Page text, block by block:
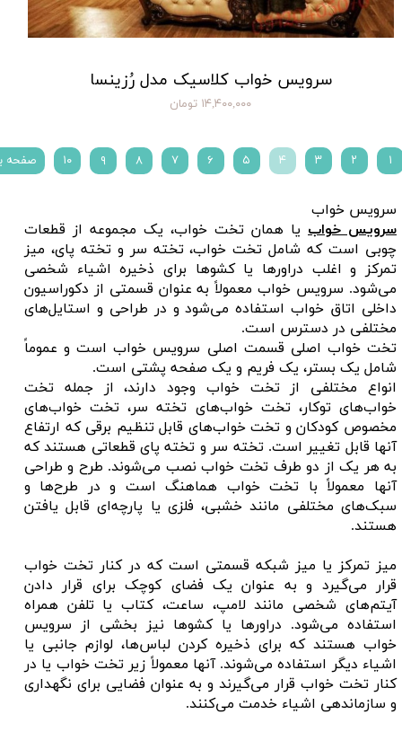
سرویس خواب کلاسیک مدل رُزینسا
۱۴,۴۰۰,۰۰۰ تومان
۱ ۲ ۳ ۴ ۵ ۶ ۷ ۸ ۹ ۱۰ صفحه
سرویس خواب
سرویس خواب یا همان تخت خواب، یک مجموعه از قطعات
چوبی است که شامل تخت خواب، تخته سر و تخته پای، میز
تمرکز و اغلب دراورها یا کشوها برای ذخیره اشیاء شخصی
می‌شود. سرویس خواب معمولاً به عنوان قسمتی از دکوراسیون
داخلی اتاق خواب استفاده می‌شود و در طراحی و استایل‌های
مختلفی در دسترس است.
تخت خواب اصلی قسمت اصلی سرویس خواب است و عموماً
شامل یک بستر، یک فریم و یک صفحه پشتی است.
انواع مختلفی از تخت خواب وجود دارند، از جمله تخت
خواب‌های توکار، تخت خواب‌های تخته سر، تخت خواب‌های
مخصوص کودکان و تخت خواب‌های قابل تنظیم برقی که ارتفاع
آنها قابل تغییر است. تخته سر و تخته پای قطعاتی هستند که
به هر یک از دو طرف تخت خواب نصب می‌شوند. طرح و طراحی
آنها معمولاً با تخت خواب هماهنگ است و در طرح‌ها و
سبک‌های مختلفی مانند خشبی، فلزی یا پارچه‌ای قابل یافتن
هستند.
میز تمرکز یا میز شبکه قسمتی است که در کنار تخت خواب
قرار می‌گیرد و به عنوان یک فضای کوچک برای قرار دادن
آیتم‌های شخصی مانند لامپ، ساعت، کتاب یا تلفن همراه
استفاده می‌شود. دراورها یا کشوها نیز بخشی از سرویس
خواب هستند که برای ذخیره کردن لباس‌ها، لوازم جانبی یا
اشیاء دیگر استفاده می‌شوند. آنها معمولاً زیر تخت خواب یا در
کنار تخت خواب قرار می‌گیرند و به عنوان فضایی برای نگهداری
و سازماندهی اشیاء خدمت می‌کنند.